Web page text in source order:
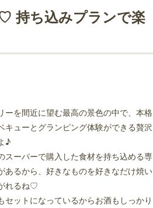
持ち込みプランで楽
ーを間近に望む最高の景色の中で、本格
キューとグランピング体験ができる贅沢
♪
スーパーで購入した食材を持ち込める専
あるから、好きなものを好きなだけ焼い
れるね♡
セットになっているからお酒もしっかり